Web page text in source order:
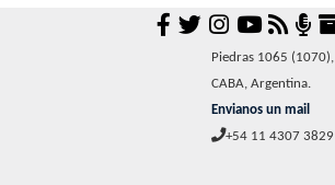
Piedras 1065 (1070),
CABA, Argentina.
Envianos un mail
+54 11 4307 3829